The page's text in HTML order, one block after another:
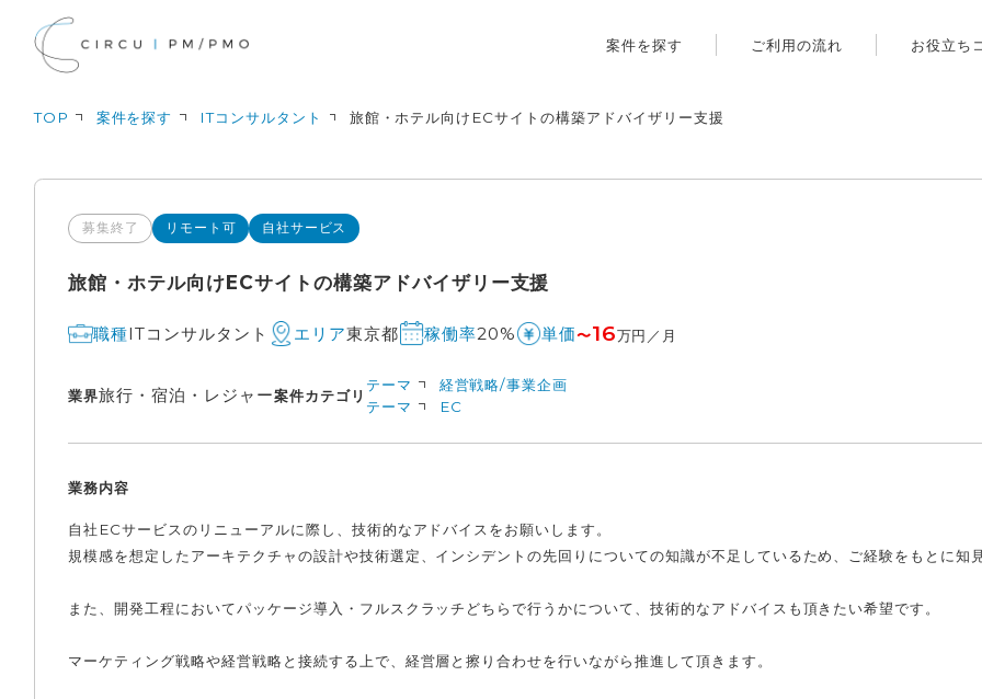
案件を探す ご利用の流れ お役立ち
TOP 案件を探す ITコンサルタント 旅館・ホテル向けECサイトの構築アドバイザリー支援
募集終了 リモート可 自社サービス
旅館・ホテル向けECサイトの構築アドバイザリー支援
職種ITコンサルタント エリア東京都 稼働率20% 単価〜16万円／月
業界旅行・宿泊・レジャー案件カテゴリ
テーマ
経営戦略/事業企画
テーマ
EC
業務内容
自社ECサービスのリニューアルに際し、技術的なアドバイスをお願いします。
規模感を想定したアーキテクチャの設計や技術選定、インシデントの先回りについての知識が不足しているため、ご経験をもとに知
また、開発工程においてパッケージ導入・フルスクラッチどちらで行うかについて、技術的なアドバイスも頂きたい希望です。
マーケティング戦略や経営戦略と接続する上で、経営層と擦り合わせを行いながら推進して頂きます。